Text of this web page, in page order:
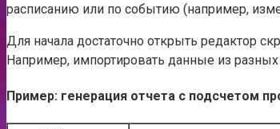
расписанию или по событию (например,
Для начала достаточно открыть редактор
Например, импортировать данные из разных
Пример: генерация отчета с подсчетом